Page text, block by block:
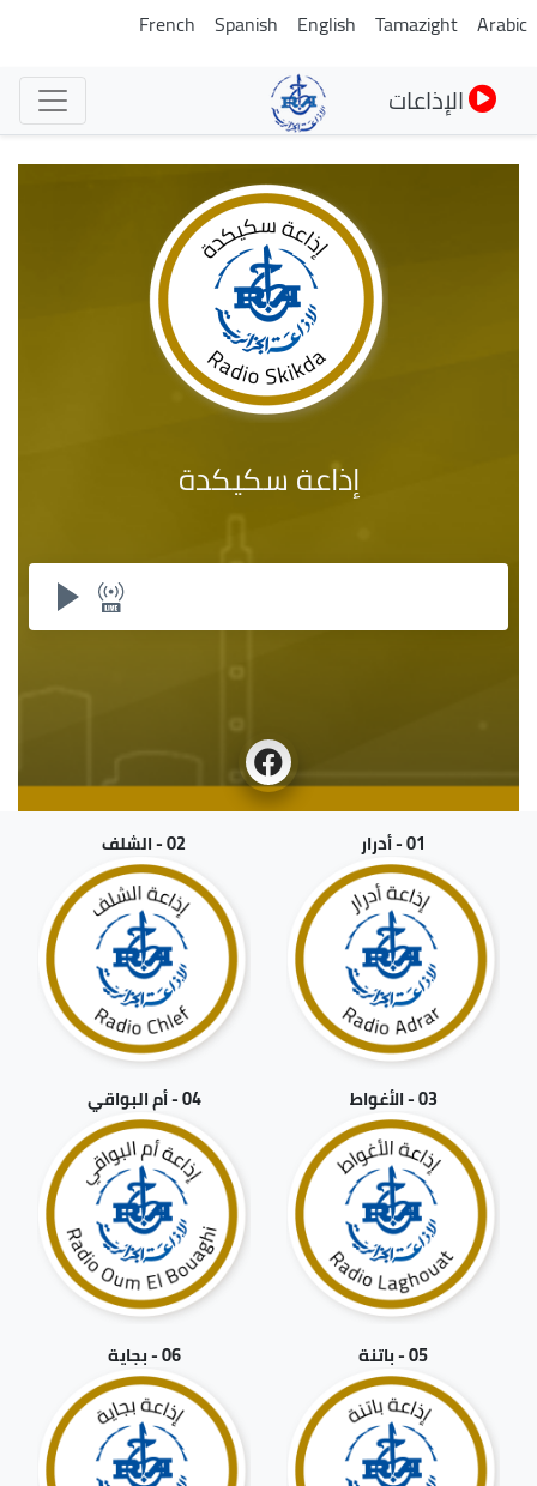
تجاوز
Arabic
Tamazight
English
Spanish
French
الإذاعات
إذاعة سكيكدة
01 - أدرار 02 - الشلف
03 - الأغواط 04 - أم البواقي
05 - باتنة 06 - بجاية